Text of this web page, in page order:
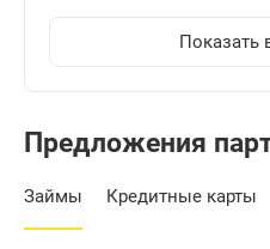
Показать
Предложения
Займы Кредитные карты